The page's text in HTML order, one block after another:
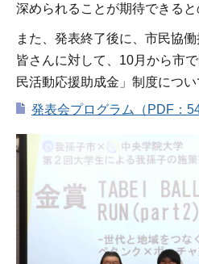
深められることが期待できると
また、発表終了後に、市民協
皆さんに対して、10月から市
民活動応援助成金」制度につい
発表会プログラム（PDF：